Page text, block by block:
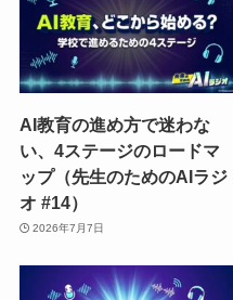
AI教育の進め方で迷わな
い、4ステージのロードマ
ップ（先生のためのAIラジ
オ #14）
2026年7月7日